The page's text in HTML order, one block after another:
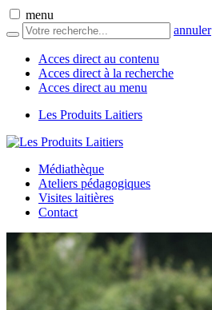
menu
annuler
Acces direct au contenu
Acces direct à la recherche
Acces direct au menu
Les Produits Laitiers
Médiathèque
Ateliers pédagogiques
Visites laitières
Contact